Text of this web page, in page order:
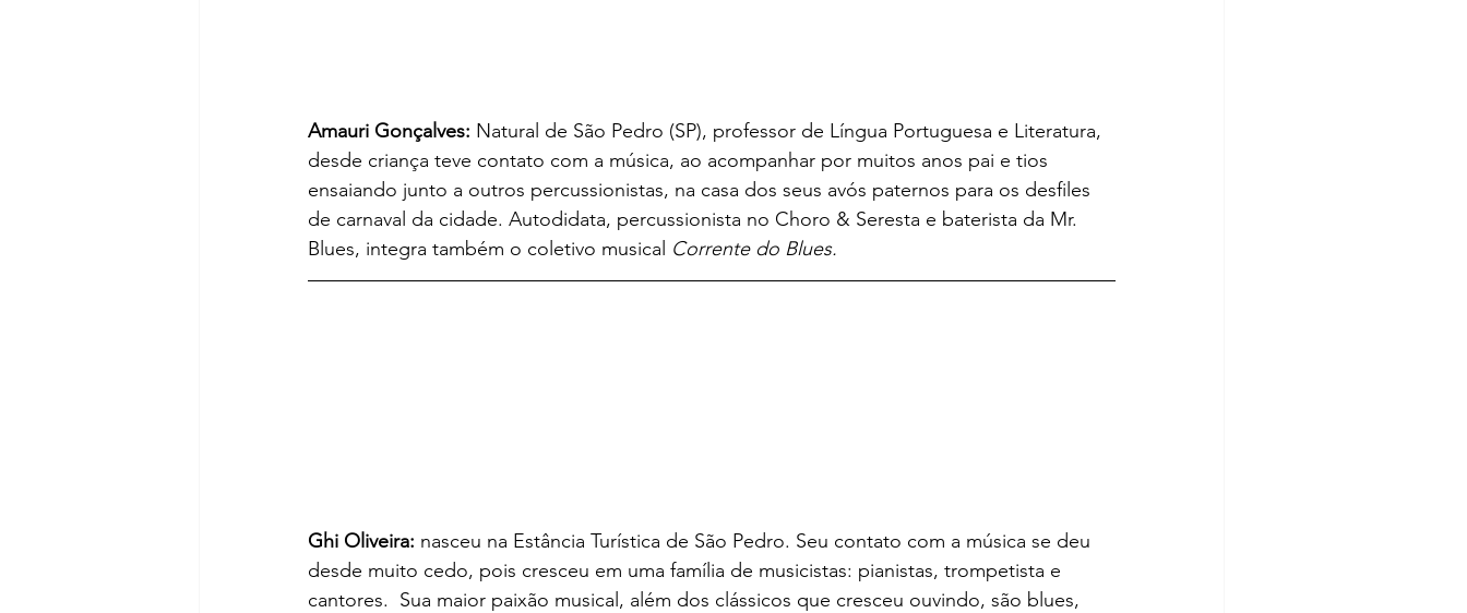
Amauri Gonçalves: Natural de São Pedro (SP), professor de Língua Portuguesa e Literatura,
desde criança teve contato com a música, ao acompanhar por muitos anos pai e tios
ensaiando junto a outros percussionistas, na casa dos seus avós paternos para os desfiles
de carnaval da cidade. Autodidata, percussionista no Choro & Seresta e baterista da Mr.
Blues, integra também o coletivo musical Corrente do Blues.
Ghi Oliveira: nasceu na Estância Turística de São Pedro. Seu contato com a música se deu
desde muito cedo, pois cresceu em uma família de musicistas: pianistas, trompetista e
cantores.  Sua maior paixão musical, além dos clássicos que cresceu ouvindo, são blues,